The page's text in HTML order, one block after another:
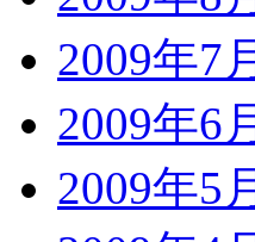
2009年7
2009年6
2009年5